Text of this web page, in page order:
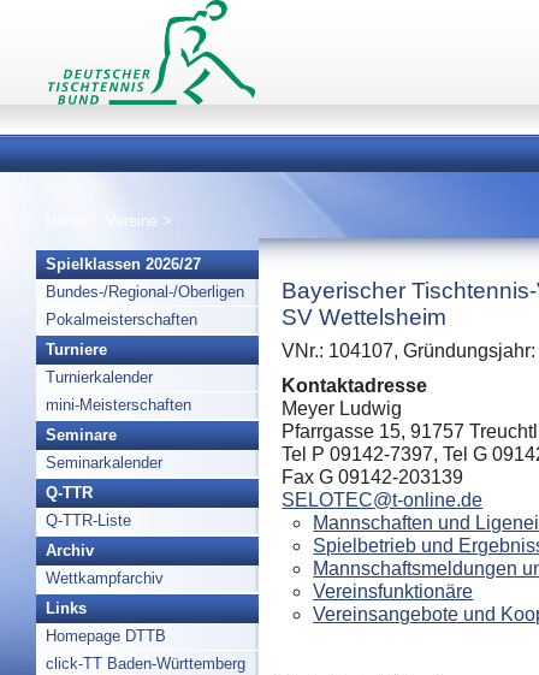
Vereine >
Spielklassen 2026/27
Bundes-/Regional-/Oberligen
Pokalmeisterschaften
Turniere
Turnierkalender
mini-Meisterschaften
Seminare
Seminarkalender
Q-TTR
Q-TTR-Liste
Archiv
Wettkampfarchiv
Links
Homepage DTTB
click-TT Baden-Württemberg
Bayerischer
SV Wettelsheim
VNr.: 104107,
Kontaktadresse
Meyer Ludwig
Pfarrgasse 15, 91757
Tel P 09142-7397, Tel G
Fax G 09142-203139
SELOTEC@t-online.de
Mannschaften und
Spielbetrieb und
Mannschaftsmeldungen
Vereinsfunktionäre
Vereinsangebote und